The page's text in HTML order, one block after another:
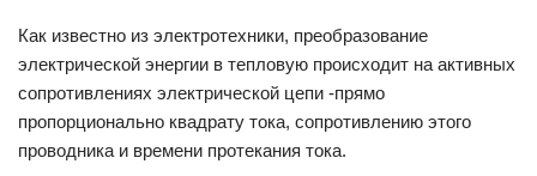
Как известно из электротехники, преобразование
электрической энергии в тепловую происходит на активных
сопротивлениях электрической цепи -прямо
пропорционально квадрату тока, сопротивлению этого
проводника и времени протекания тока.